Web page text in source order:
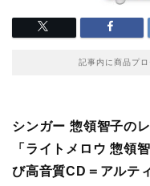
記事内に商品プ
シンガー 惣領智子の
「ライトメロウ 惣領
び高音質CD＝アルテ